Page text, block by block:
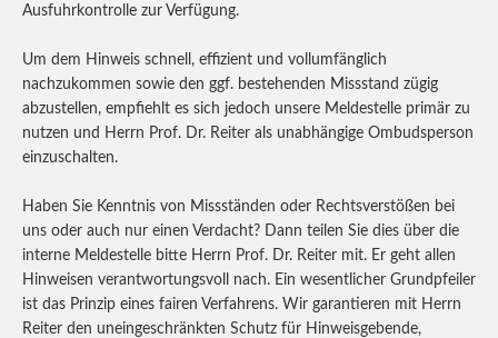
Ausfuhrkontrolle zur Verfügung.
Um dem Hinweis schnell, effizient und vollumfänglich
nachzukommen sowie den ggf. bestehenden Missstand zügig
abzustellen, empfiehlt es sich jedoch unsere Meldestelle primär zu
nutzen und Herrn Prof. Dr. Reiter als unabhängige Ombudsperson
einzuschalten.
Haben Sie Kenntnis von Missständen oder Rechtsverstößen bei
uns oder auch nur einen Verdacht? Dann teilen Sie dies über die
interne Meldestelle bitte Herrn Prof. Dr. Reiter mit. Er geht allen
Hinweisen verantwortungsvoll nach. Ein wesentlicher Grundpfeiler
ist das Prinzip eines fairen Verfahrens. Wir garantieren mit Herrn
Reiter den uneingeschränkten Schutz für Hinweisgebende,